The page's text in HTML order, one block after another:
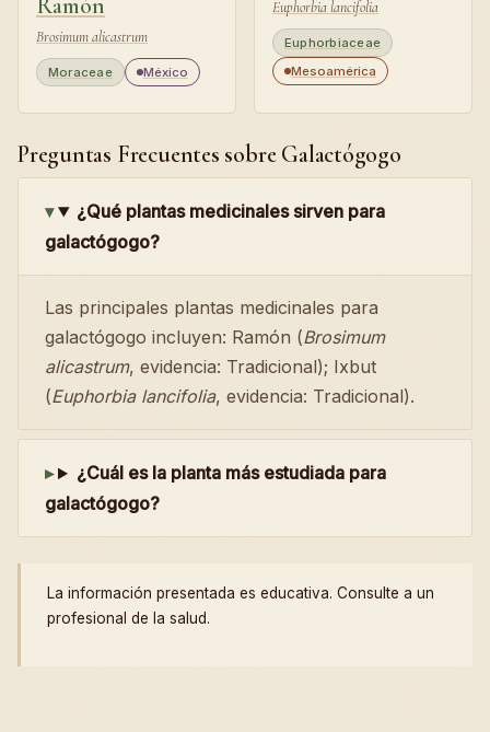
Brosimum alicastrum
Moraceae México
Euphorbia lancifolia
Euphorbiaceae
Mesoamérica
Preguntas Frecuentes sobre Galactógogo
¿Qué plantas medicinales sirven para
galactógogo?
Las principales plantas medicinales para
galactógogo incluyen: Ramón (Brosimum
alicastrum, evidencia: Tradicional); Ixbut
(Euphorbia lancifolia, evidencia: Tradicional).
¿Cuál es la planta más estudiada para
galactógogo?
La información presentada es educativa. Consulte a un
profesional de la salud.